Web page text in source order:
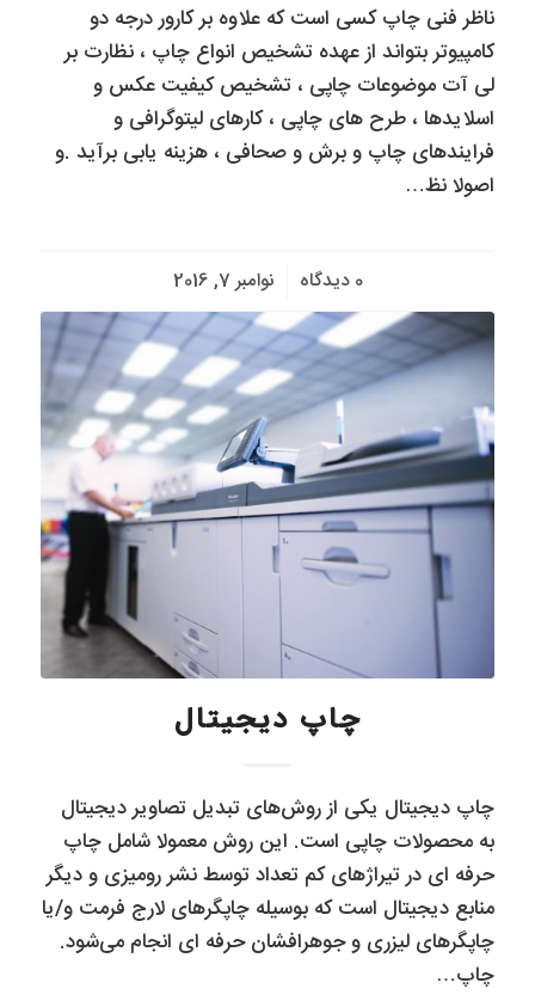
ناظر فنی چاپ کسی است که علاوه بر کارور درجه دو
کامپیوتر بتواند از عهده تشخیص انواع چاپ ، نظارت بر
لی آت موضوعات چاپی ، تشخیص کیفیت عکس و
اسلایدها ، طرح های چاپی ، کارهای لیتوگرافی و
فرایندهای چاپ و برش و صحافی ، هزینه یابی برآید .و
اصولا نظ…
0 دیدگاه/ نوامبر 7, 2016
چاپ دیجیتال
چاپ دیجیتال یکی از روش‌های تبدیل تصاویر دیجیتال
به محصولات چاپی است. این روش معمولا شامل چاپ
حرفه ای در تیراژهای کم تعداد توسط نشر رومیزی و دیگر
منابع دیجیتال است که بوسیله چاپگرهای لارج فرمت و/یا
چاپگرهای لیزری و جوهرافشان حرفه ای انجام می‌شود.
چاپ…